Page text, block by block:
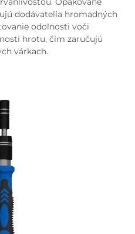
dodávatelia hromadných
odolnosti voči
hrotu, čím zaručujú
várkach.